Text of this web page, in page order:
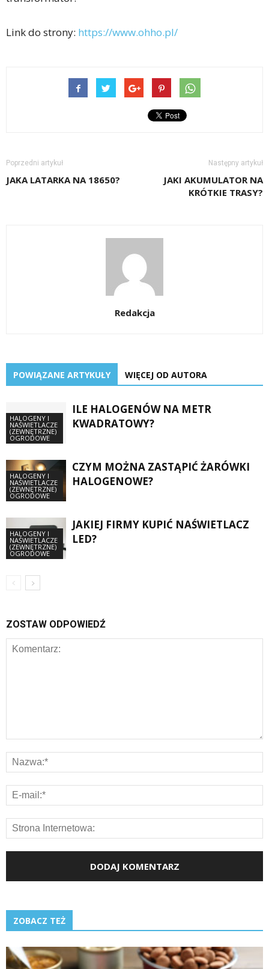
Link do strony: https://www.ohho.pl/
Poprzedni artykuł
JAKA LATARKA NA 18650?
Następny artykuł
JAKI AKUMULATOR NA
KRÓTKIE TRASY?
Redakcja
POWIĄZANE ARTYKUŁY WIĘCEJ OD AUTORA
HALOGENY I
NAŚWIETLACZE
(ZEWNĘTRZNE)
OGRODOWE
ILE HALOGENÓW NA METR
KWADRATOWY?
HALOGENY I
NAŚWIETLACZE
(ZEWNĘTRZNE)
OGRODOWE
CZYM MOŻNA ZASTĄPIĆ ŻARÓWKI
HALOGENOWE?
HALOGENY I
NAŚWIETLACZE
(ZEWNĘTRZNE)
OGRODOWE
JAKIEJ FIRMY KUPIĆ NAŚWIETLACZ
LED?
ZOSTAW ODPOWIEDŹ
ZOBACZ TEŻ